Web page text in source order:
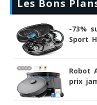
Les Bons
-73%
Sport
Robot
prix